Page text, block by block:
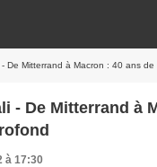
De Mitterrand à Macron : 40 ans
- De Mitterrand à
à 17:30